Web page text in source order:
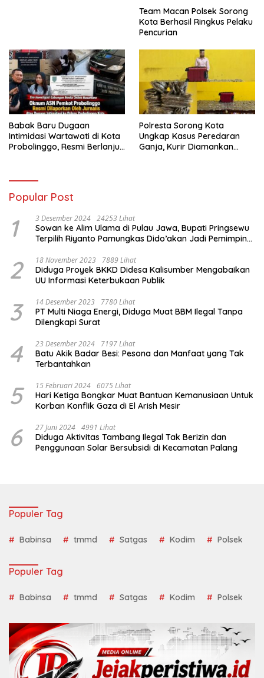
Team Macan Polsek Sorong
Kota Berhasil Ringkus Pelaku
Pencurian
Babak Baru Dugaan
Intimidasi Wartawati di Kota
Probolinggo, Resmi Berlanjut
Polresta Sorong Kota
Ungkap Kasus Peredaran
Ganja, Kurir Diamankan
Popular Post
1 3 Desember 2024 24253 Lihat
Sowan ke Alim Ulama di Pulau Jawa, Bupati Pringsewu
Terpilih Riyanto Pamungkas Dido’akan Jadi Pemimpin
2 18 November 2023 7889 Lihat
Diduga Proyek BKKD Didesa Kalisumber Mengabaikan
UU Informasi Keterbukaan Publik
3 14 Desember 2023 7780 Lihat
PT Multi Niaga Energi, Diduga Muat BBM Ilegal Tanpa
Dilengkapi Surat
4 23 Desember 2024 7197 Lihat
Batu Akik Badar Besi: Pesona dan Manfaat yang Tak
Terbantahkan
5 15 Februari 2024 6075 Lihat
Hari Ketiga Bongkar Muat Bantuan Kemanusiaan Untuk
Korban Konflik Gaza di El Arish Mesir
6 27 Juni 2024 4991 Lihat
Diduga Aktivitas Tambang Ilegal Tak Berizin dan
Penggunaan Solar Bersubsidi di Kecamatan Palang
Populer Tag
Babinsa tmmd Satgas Kodim Polsek
Populer Tag
Babinsa tmmd Satgas Kodim Polsek